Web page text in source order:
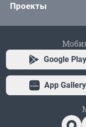
Проекты
Google Play
App Gallery